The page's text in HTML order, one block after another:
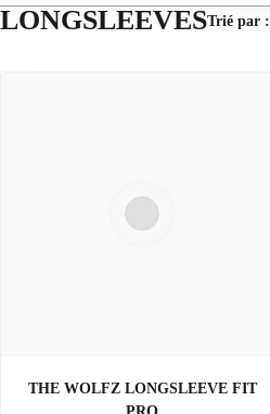
LONGSLEEVESTrié par :
THE WOLFZ LONGSLEEVE FIT